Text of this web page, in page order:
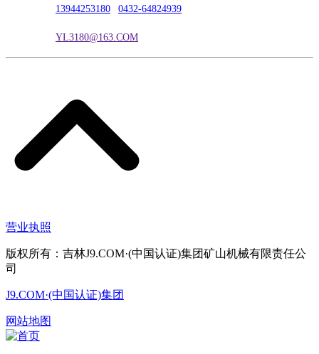
13944253180 0432-64824939
YL3180@163.COM
营业执照
版权所有：吉林J9.COM·(中国认证)集团矿山机械有限责任公
司
J9.COM·(中国认证)集团
网站地图